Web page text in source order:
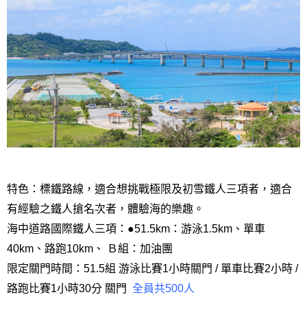
特色：標鐵路線，適合想挑戰極限及初雪鐵人三項者，適合
有經驗之鐵人搶名次者，體驗海的樂趣。
海中道路國際鐵人三項：●51.5km：游泳1.5km、單車
40km、路跑10km、 Ｂ組：加油團
限定關門時間：51.5組 游泳比賽1小時關門 / 單車比賽2小時 /
路跑比賽1小時30分 關門 全員共500人